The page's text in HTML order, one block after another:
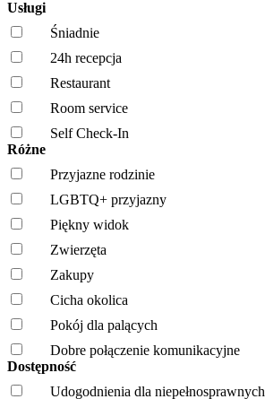
Usługi
Śniadnie
24h recepcja
Restaurant
Room service
Self Check-In
Różne
Przyjazne rodzinie
LGBTQ+ przyjazny
Piękny widok
Zwierzęta
Zakupy
Cicha okolica
Pokój dla palących
Dobre połączenie komunikacyjne
Dostępność
Udogodnienia dla niepełnosprawnych